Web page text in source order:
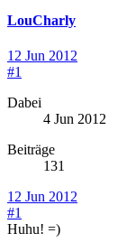
LouCharly
12 Jun 2012
#1
Dabei
4 Jun 2012
Beiträge
131
12 Jun 2012
#1
Huhu! =)